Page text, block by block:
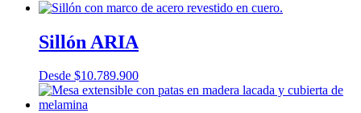
Sillón ARIA
Desde $10.789.900